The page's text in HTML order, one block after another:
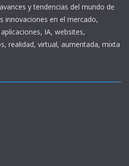
y tendencias del mundo de
innovaciones en el mercado,
IA, websites,
realidad, virtual, aumentada, mixta